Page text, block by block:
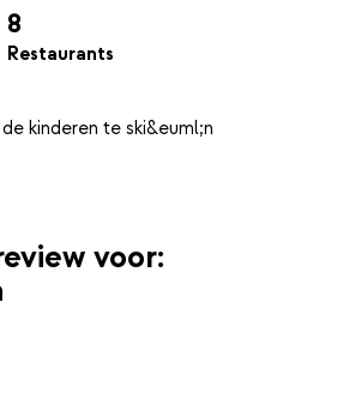
8
Restaurants
kinderen te ski&euml;n
voor: